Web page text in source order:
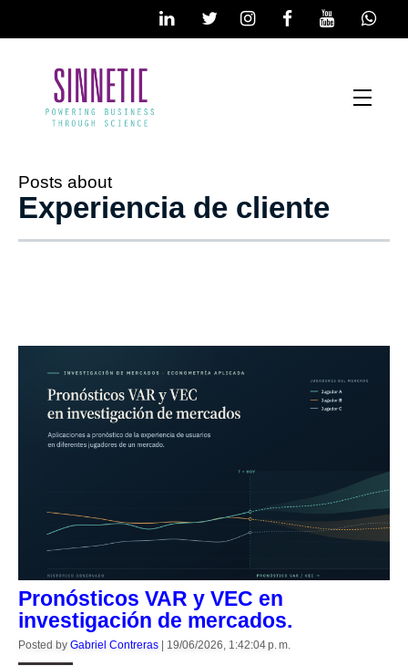
Posts about
Experiencia de cliente
Pronósticos VAR y VEC en
investigación de mercados.
Posted by Gabriel Contreras | 19/06/2026, 1:42:04 p. m.